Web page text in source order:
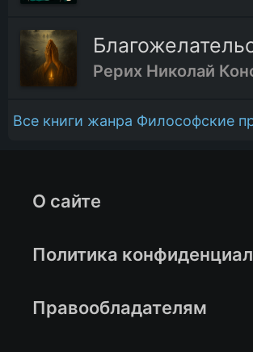
Все книги жанра Философские
О сайте
Политика
Правообладателям